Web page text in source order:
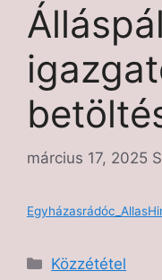
március 17, 2025
Közzététel